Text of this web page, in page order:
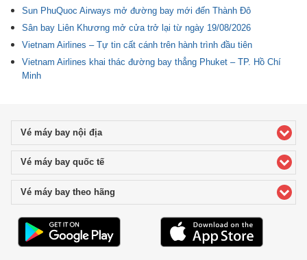
Sun PhuQuoc Airways mở đường bay mới đến Thành Đô
Sân bay Liên Khương mở cửa trở lại từ ngày 19/08/2026
Vietnam Airlines – Tự tin cất cánh trên hành trình đầu tiên
Vietnam Airlines khai thác đường bay thẳng Phuket – TP. Hồ Chí
Minh
Vé máy bay nội địaclick to expand contents
Vé máy bay quốc tếclick to expand contents
Vé máy bay theo hãng